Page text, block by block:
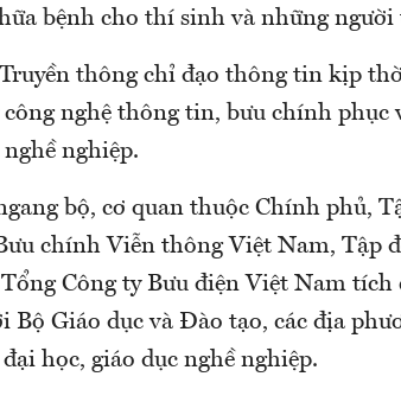
bệnh cho thí sinh và những
thông chỉ đạo thông tin kịp
công nghệ thông tin, bưu chính phục
nghiệp.
bộ, cơ quan thuộc Chính phủ,
chính Viễn thông Việt Nam, Tập
Công ty Bưu điện Việt Nam tích
Bộ Giáo dục và Đào tạo, các địa
học, giáo dục nghề nghiệp.